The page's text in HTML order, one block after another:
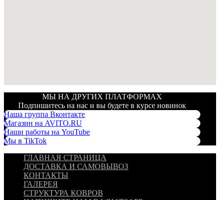
МЫ НА ДРУГИХ ПЛАТФОРМАХ
Подпишитесь на нас и вы будете в курсе новинок
Наша группа Вконтакте
Магазин на AVITO.RU
Наши работы на YouTube
Мы в TikTok
ГЛАВНАЯ СТРАНИЦА
ДОСТАВКА И САМОВЫВОЗ
КОНТАКТЫ
ГАЛЕРЕЯ
СТРУКТУРА КОВРОВ